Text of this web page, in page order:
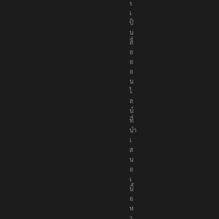
e
r
s
เ
ป็
น
สื่
อ
อ
อ
น
ไ
ล
น์
ที่
นำ
เ
ส
น
อ
เ
นื้